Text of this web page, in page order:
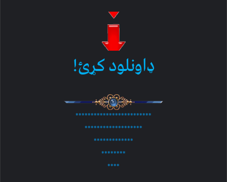
ډاونلود کړئ!
*************************
*******************
*************
********
****